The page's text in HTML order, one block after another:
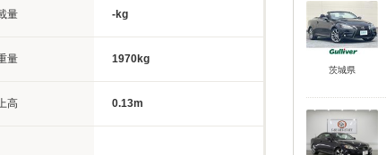
量 -kg
量 1970kg
高 0.13m
茨城県